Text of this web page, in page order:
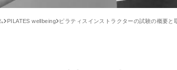
PILATES wellbeing ピラティスインストラクターの試験の概要と